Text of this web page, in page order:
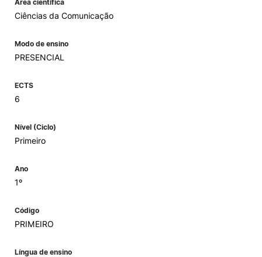
Área científica
Ciências da Comunicação
Modo de ensino
PRESENCIAL
ECTS
6
Nível (Ciclo)
Primeiro
Ano
1º
Código
PRIMEIRO
Língua de ensino